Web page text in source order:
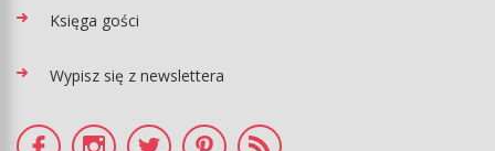
Księga gości
Wypisz się z newslettera